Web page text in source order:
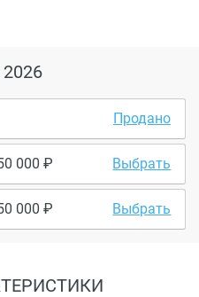
Продано
000 Выбрать
000 Выбрать